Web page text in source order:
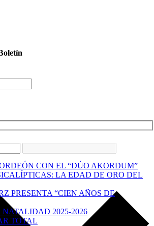
CON EL “DÚO AKORDUM”
LA EDAD DE ORO DEL
PRESENTA “CIEN AÑOS DE
2025-2026
TOTAL